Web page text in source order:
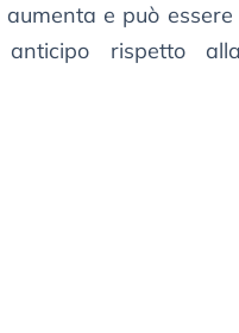
e può essere
anticipo rispetto